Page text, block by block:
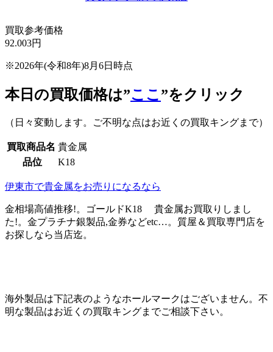
買取参考価格
92.003円
※2026年(令和8年)8月6日時点
本日の買取価格は”ここ”をクリック
（日々変動します。ご不明な点はお近くの買取キングまで）
買取商品名 貴金属
品位
K18
伊東市で貴金属をお売りになるなら
金相場高値推移!。ゴールドK18 貴金属お買取りしまし
た!。金プラチナ銀製品,金券などetc…。質屋＆買取専門店を
お探しなら当店迄。
海外製品は下記表のようなホールマークはございません。不
明な製品はお近くの買取キングまでご相談下さい。